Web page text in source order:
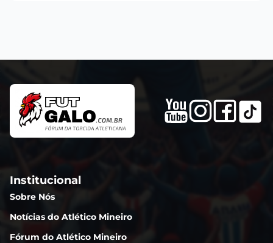
Institucional
Sobre Nós
Notícias do Atlético Mineiro
Fórum do Atlético Mineiro